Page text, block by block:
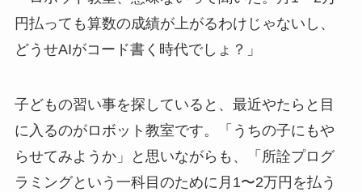
円払っても算数の成績が上がるわけじゃないし、
どうせAIがコード書く時代でしょ？」
子どもの習い事を探していると、最近やたらと目
に入るのがロボット教室です。「うちの子にもや
らせてみようか」と思いながらも、「所詮プログ
ラミングという一科目のために月1〜2万円を払う